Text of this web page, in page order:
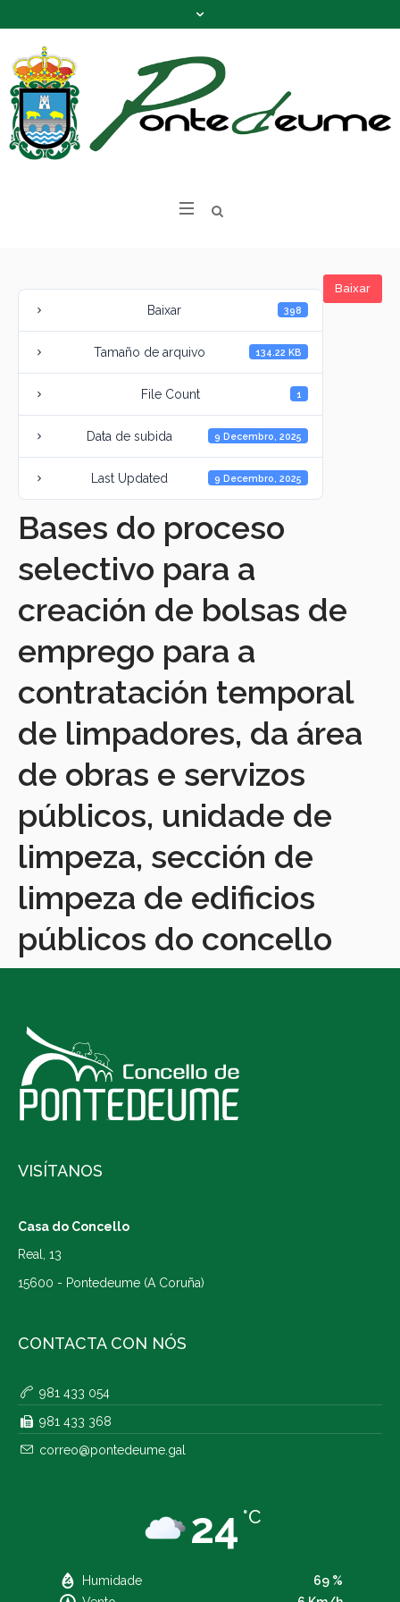
Baixar
Baixar 398
Tamaño de arquivo 134.22 KB
File Count 1
Data de subida 9 Decembro, 2025
Last Updated 9 Decembro, 2025
Bases do proceso
selectivo para a
creación de bolsas de
emprego para a
contratación temporal
de limpadores, da área
de obras e servizos
públicos, unidade de
limpeza, sección de
limpeza de edificios
públicos do concello
VISÍTANOS
Casa do Concello
Real, 13
15600 - Pontedeume (A Coruña)
CONTACTA CON NÓS
981 433 054
981 433 368
correo@pontedeume.gal
24 °C
Humidade
69 %